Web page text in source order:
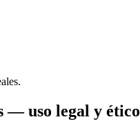
— uso legal y ético